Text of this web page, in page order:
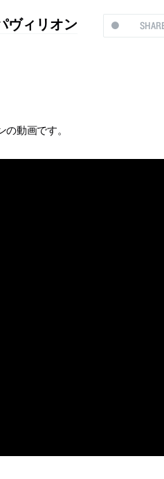
ヴィリオン
動画です。